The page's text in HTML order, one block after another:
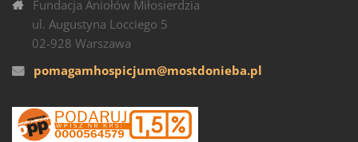
Fundacja Aniołów Miłosierdzia
ul. Augustyna Locciego 5
02-928 Warszawa
pomagamhospicjum@mostdonieba.pl